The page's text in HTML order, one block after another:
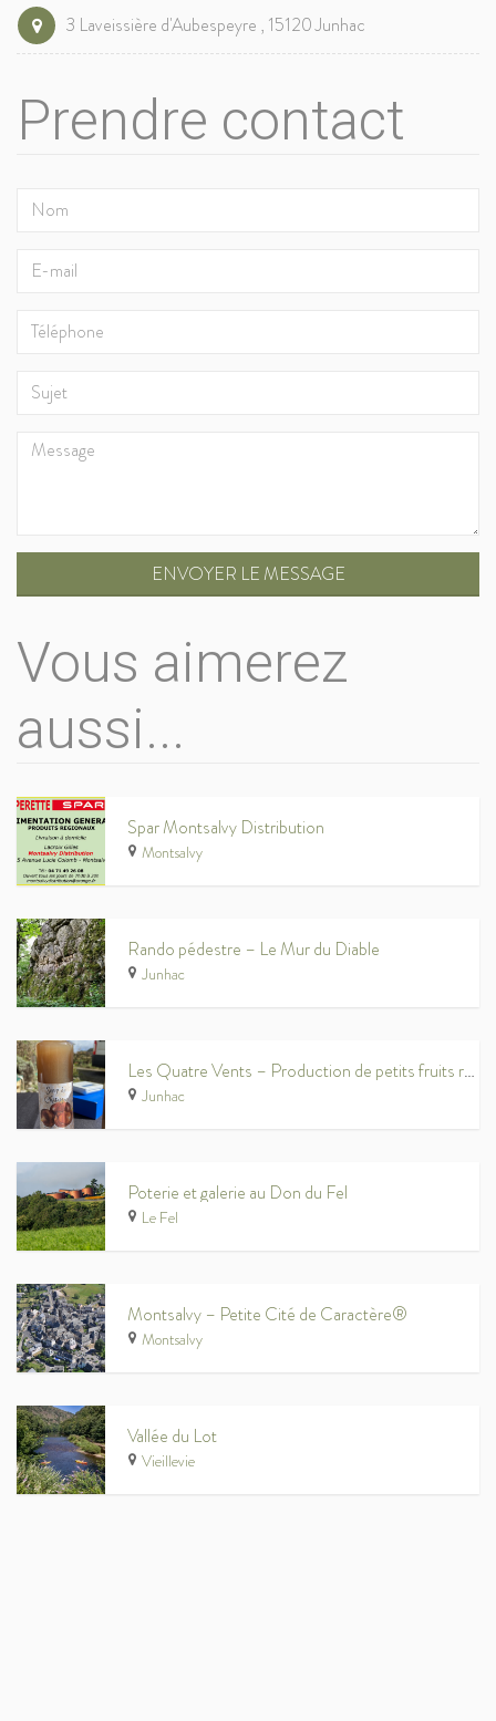
3 Laveissière d'Aubespeyre , 15120 Junhac
Prendre contact
ENVOYER LE MESSAGE
Vous aimerez
aussi...
Spar Montsalvy Distribution
Montsalvy
Rando pédestre – Le Mur du Diable
Junhac
Les Quatre Vents – Production de petits fruits rouges bio
Junhac
Poterie et galerie au Don du Fel
Le Fel
Montsalvy – Petite Cité de Caractère®
Montsalvy
Vallée du Lot
Vieillevie